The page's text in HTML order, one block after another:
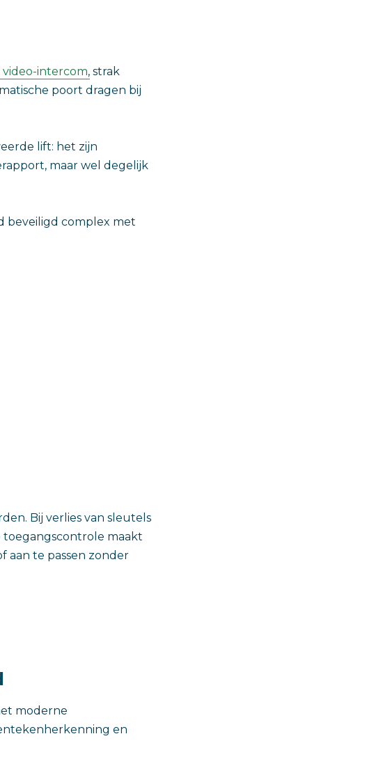
intercom, strak
poort dragen bij
lift: het zijn
maar wel degelijk
beveiligd complex met
Bij verlies van sleutels
toegangscontrole maakt
aan te passen zonder
moderne
en